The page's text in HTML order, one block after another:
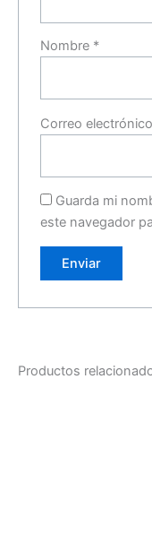
Nombre *
Correo electrónico
Guarda mi
este navegador
Productos